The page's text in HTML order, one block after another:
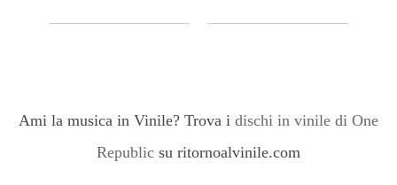
Ami la musica in Vinile? Trova i dischi in vinile di One
Republic su ritornoalvinile.com